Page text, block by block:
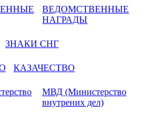
ВЕДОМСТВЕННЫЕ
НАГРАДЫ
ЗНАКИ СНГ
КАЗАЧЕСТВО
МВД (Министерство
внутрених дел)